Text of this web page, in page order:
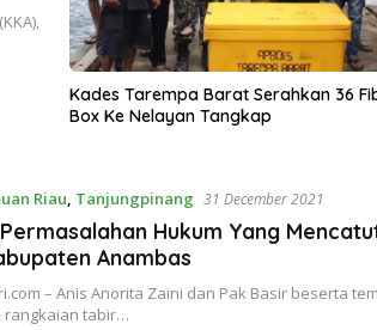
Kades Tarempa Barat Serahkan 36
Box Ke Nelayan Tangkap
Riau, Tanjungpinang 31 December 2021
Hukum Yang
Anambas
– Anis Anorita Zaini dan Pak Basir beserta
rangkaian tabir…